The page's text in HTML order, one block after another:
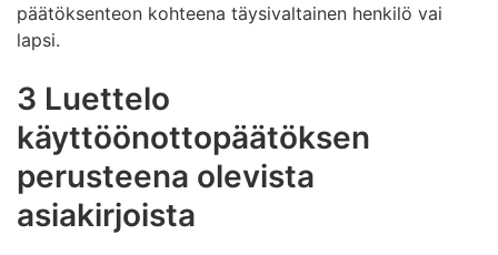
päätöksenteon kohteena täysivaltainen henkilö vai
lapsi.
3 Luettelo
käyttöönottopäätöksen
perusteena olevista
asiakirjoista